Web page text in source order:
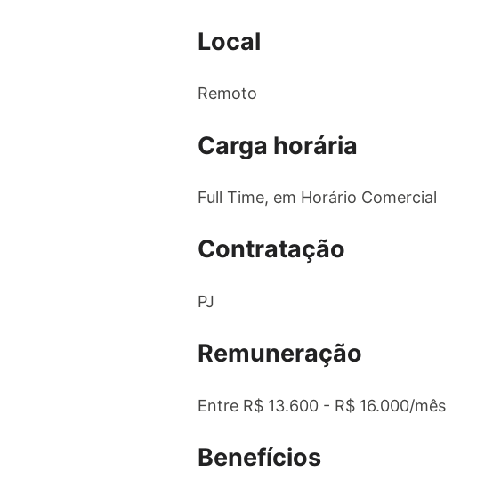
Local
Remoto
Carga horária
Full Time, em Horário Comercial
Contratação
PJ
Remuneração
Entre R$ 13.600 - R$ 16.000/mês
Benefícios